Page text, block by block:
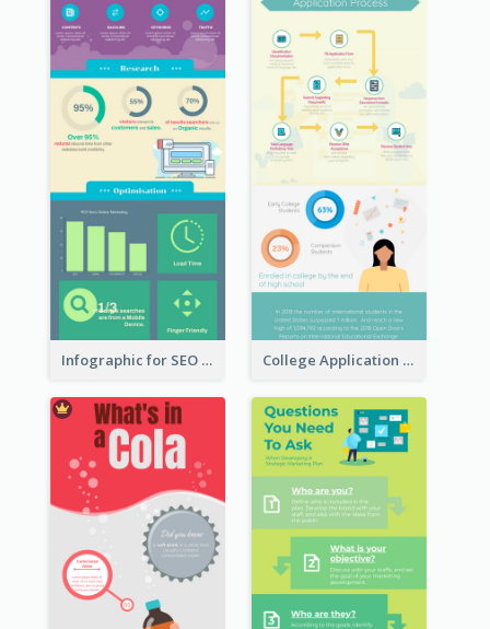
Infographic for SEO Marketing College Application Roadmap Infographic